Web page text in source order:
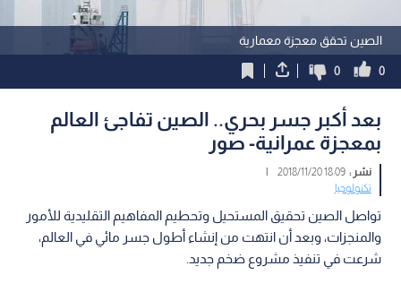
الصين تحقق معجزة معمارية
0
0
بعد أكبر جسر بحري.. الصين تفاجئ العالم
بمعجزة عمرانية- صور
نشر :18:09 2018/11/20
|
تكنولوجيا
تواصل الصين تحقيق المستحيل وتحطيم المفاهيم التقليدية للأمور
والمنجزات، وبعد أن انتهت من إنشاء أطول جسر مائي في العالم،
شرعت في تنفيذ مشروع ضخم جديد.